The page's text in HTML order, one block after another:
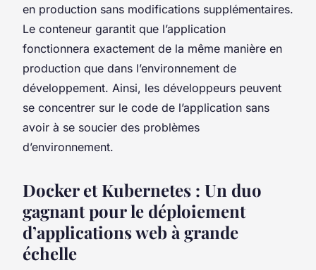
en production sans modifications supplémentaires.
Le conteneur garantit que l’application
fonctionnera exactement de la même manière en
production que dans l’environnement de
développement. Ainsi, les développeurs peuvent
se concentrer sur le code de l’application sans
avoir à se soucier des problèmes
d’environnement.
Docker et Kubernetes : Un duo
gagnant pour le déploiement
d’applications web à grande
échelle